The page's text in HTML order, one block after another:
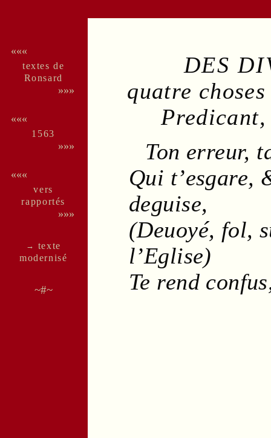
«««
textes de
Ron­sard
»»»
«««
1563
»»»
«««
vers
rappor­tés
»»»
→ texte
moder­nisé
~#~
DES
quatre
Ton erreur,
Qui t’esgare,
deguise,
(Deuoyé, fol,
l’Eglise)
Te rend